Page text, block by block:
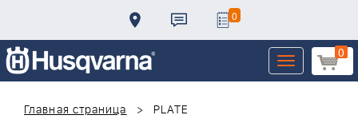
0
0
Toggle
navigation
Главная страница
PLATE